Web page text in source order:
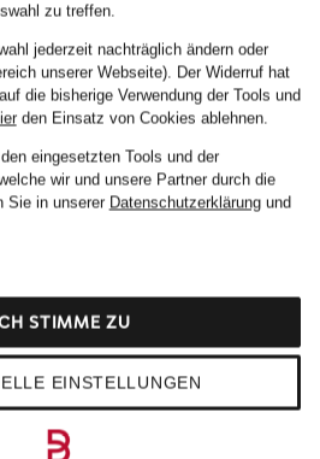
zu treffen.
jederzeit nachträglich ändern oder
unserer Webseite). Der Widerruf hat
die bisherige Verwendung der Tools und
den Einsatz von Cookies ablehnen.
eingesetzten Tools und der
wir und unsere Partner durch die
Sie in unserer Datenschutzerklärungund
EINSTELLUNGEN
STIMME ZU